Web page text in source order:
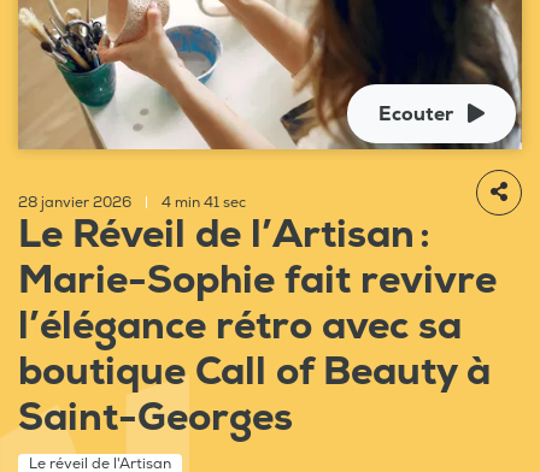
Ecouter
28 janvier 2026 4 min 41 sec
Le Réveil de l’Artisan :
Marie-Sophie fait revivre
l’élégance rétro avec sa
boutique Call of Beauty à
Saint-Georges
Le réveil de l'Artisan